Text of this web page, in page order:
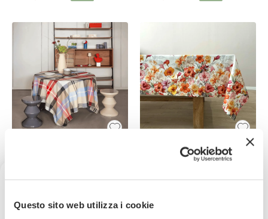
Questo sito web utilizza i cookie
TAG HOUSE
Tovaglia Rettangolare
Ricevi uno sconto del 10% sul